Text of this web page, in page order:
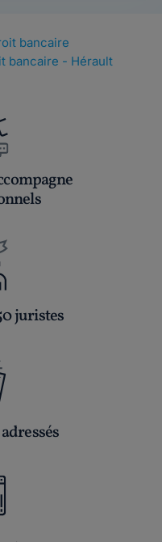
bancaire
bancaire - Hérault
juristes